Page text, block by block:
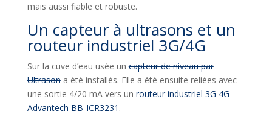
mais aussi fiable et robuste.
Un capteur à ultrasons et un
routeur industriel 3G/4G
Sur la cuve d’eau usée uncapteur de niveau par
Ultrasona été installés. Elle a été ensuite reliées avec
une sortie 4/20 mA vers un routeur industriel 3G 4G
Advantech BB-ICR3231 .